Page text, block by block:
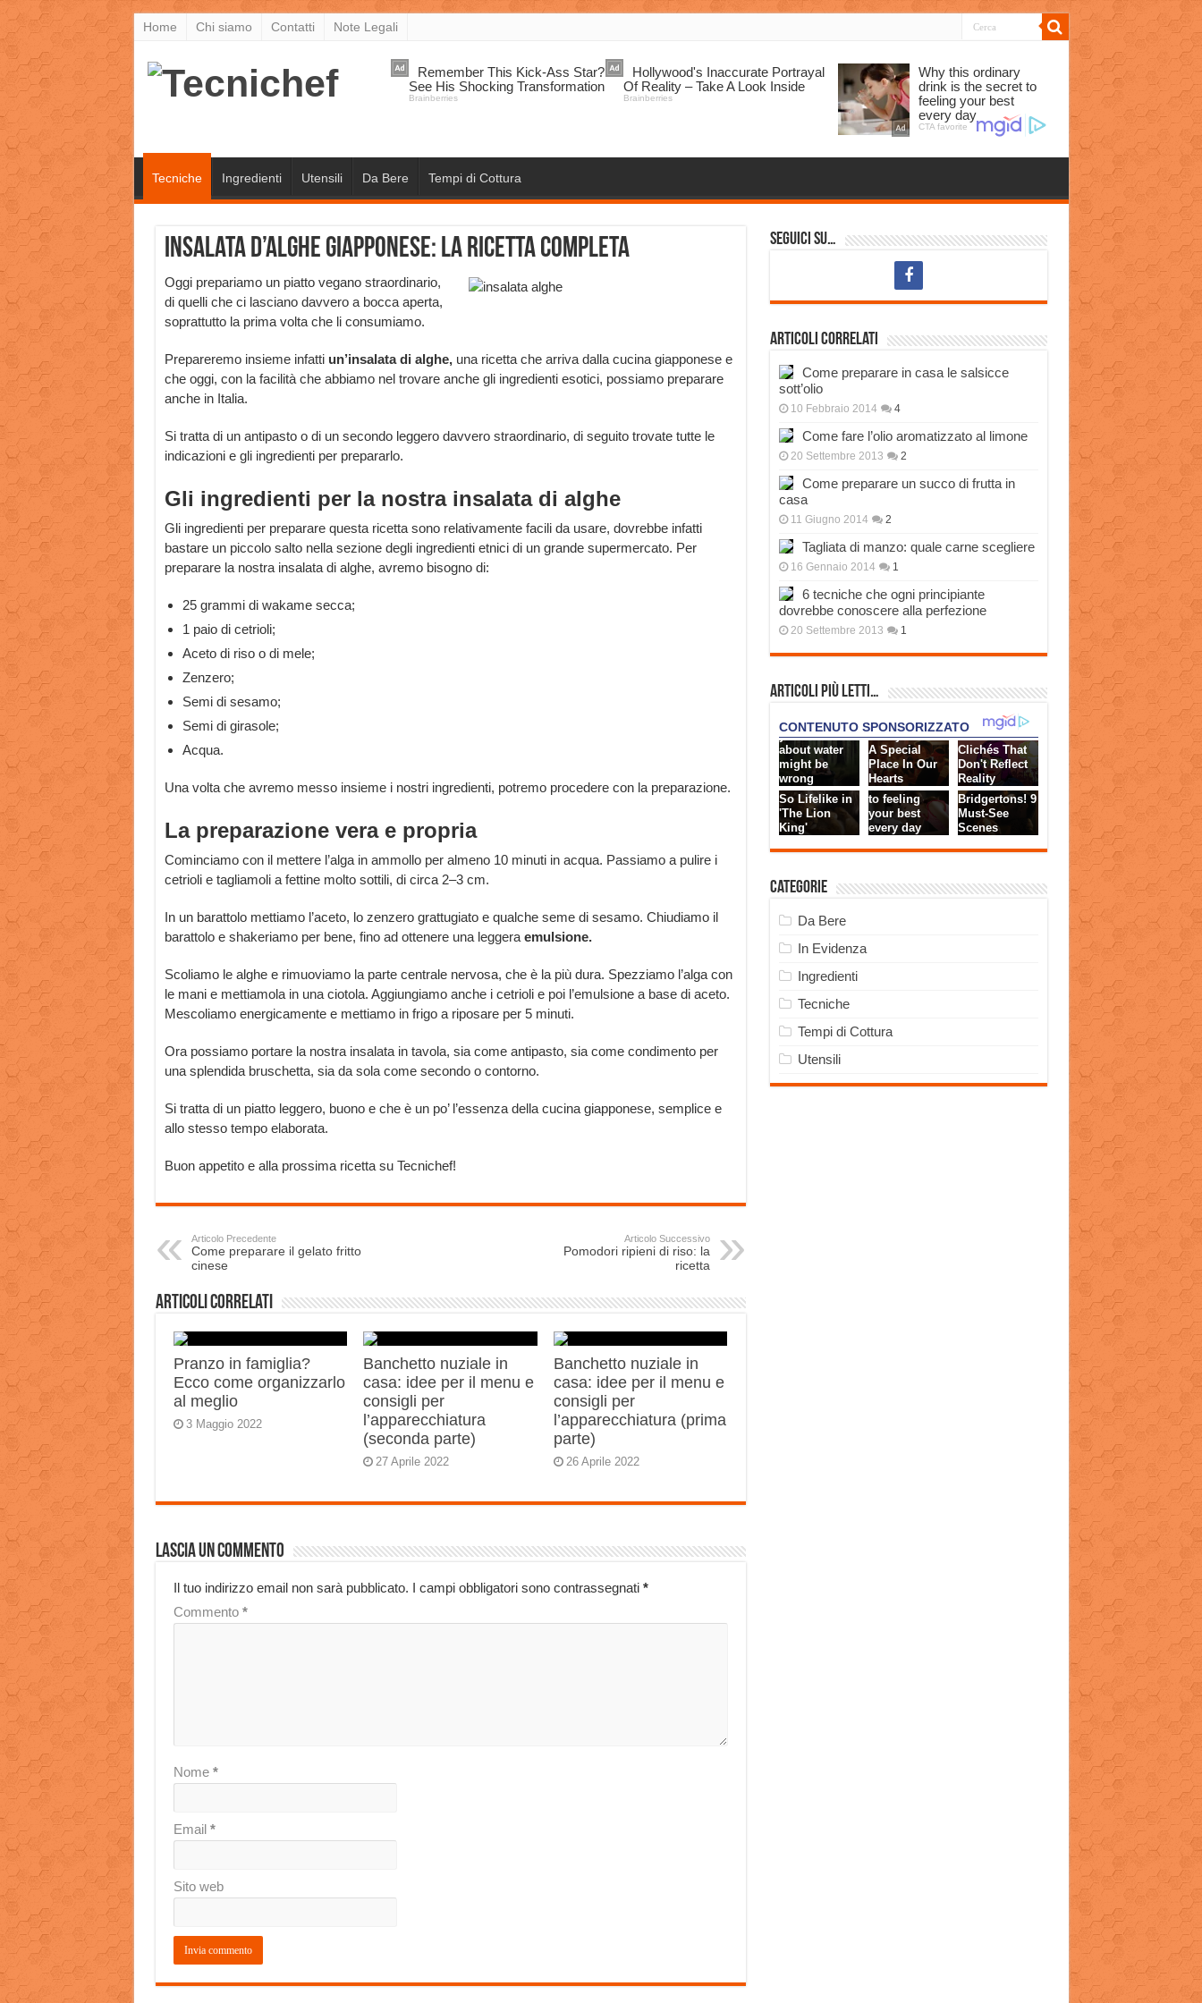
Home Chi siamo Contatti Note Legali
Tecniche Ingredienti Utensili Da Bere Tempi di Cottura
Insalata d’alghe giapponese: la ricetta completa
Oggi prepariamo un piatto vegano straordinario,
di quelli che ci lasciano davvero a bocca aperta,
soprattutto la prima volta che li consumiamo.
Prepareremo insieme infatti un’insalata di alghe,una ricetta che arriva dalla cucina giapponese e
che oggi, con la facilità che abbiamo nel trovare anche gli ingredienti esotici, possiamo preparare
anche in Italia.
Si tratta di un antipasto o di un secondo leggero davvero straordinario, di seguito trovate tutte le
indicazioni e gli ingredienti per prepararlo.
Gli ingredienti per la nostra insalata di alghe
Gli ingredienti per preparare questa ricetta sono relativamente facili da usare, dovrebbe infatti
bastare un piccolo salto nella sezione degli ingredienti etnici di un grande supermercato. Per
preparare la nostra insalata di alghe, avremo bisogno di:
25 grammi di wakame secca;
1 paio di cetrioli;
Aceto di riso o di mele;
Zenzero;
Semi di sesamo;
Semi di girasole;
Acqua.
Una volta che avremo messo insieme i nostri ingredienti, potremo procedere con la preparazione.
La preparazione vera e propria
Cominciamo con il mettere l’alga in ammollo per almeno 10 minuti in acqua. Passiamo a pulire i
cetrioli e tagliamoli a fettine molto sottili, di circa 2–3 cm.
In un barattolo mettiamo l’aceto, lo zenzero grattugiato e qualche seme di sesamo. Chiudiamo il
barattolo e shakeriamo per bene, fino ad ottenere una leggera emulsione.
Scoliamo le alghe e rimuoviamo la parte centrale nervosa, che è la più dura. Spezziamo l’alga con
le mani e mettiamola in una ciotola. Aggiungiamo anche i cetrioli e poi l’emulsione a base di aceto.
Mescoliamo energicamente e mettiamo in frigo a riposare per 5 minuti.
Ora possiamo portare la nostra insalata in tavola, sia come antipasto, sia come condimento per
una splendida bruschetta, sia da sola come secondo o contorno.
Si tratta di un piatto leggero, buono e che è un po’ l’essenza della cucina giapponese, semplice e
allo stesso tempo elaborata.
Buon appetito e alla prossima ricetta su Tecnichef!
Articolo Precedente
Come preparare il gelato fritto
cinese
Articolo Successivo
Pomodori ripieni di riso: la
ricetta
Articoli correlati
Pranzo in famiglia?
Ecco come organizzarlo
al meglio
3 Maggio 2022
Banchetto nuziale in
casa: idee per il menu e
consigli per
l’apparecchiatura
(seconda parte)
27 Aprile 2022
Banchetto nuziale in
casa: idee per il menu e
consigli per
l’apparecchiatura (prima
parte)
26 Aprile 2022
Lascia un commento
Il tuo indirizzo email non sarà pubblicato. I campi obbligatori sono contrassegnati *
Commento *
Nome *
Email *
Sito web
Seguici su…
Articoli correlati
Come preparare in casa le salsicce
sott’olio
10 Febbraio 2014 4
Come fare l’olio aromatizzato al limone
20 Settembre 2013 2
Come preparare un succo di frutta in
casa
11 Giugno 2014 2
Tagliata di manzo: quale carne scegliere
16 Gennaio 2014 1
6 tecniche che ogni principiante
dovrebbe conoscere alla perfezione
20 Settembre 2013 1
Articoli più Letti…
Categorie
Da Bere
In Evidenza
Ingredienti
Tecniche
Tempi di Cottura
Utensili